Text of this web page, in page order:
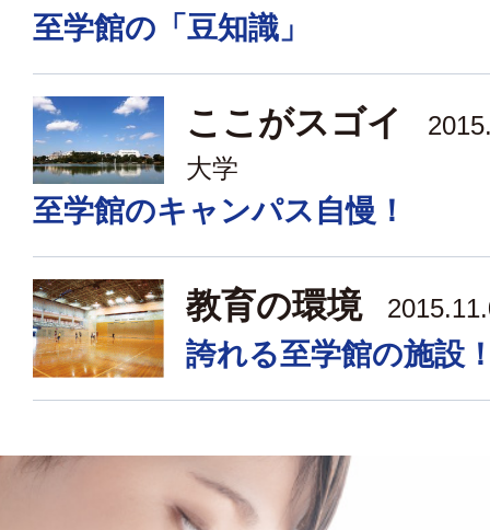
至学館の「豆知識」
ここがスゴイ
大学
至学館のキャンパス自慢！
教育の環境
誇れる至学館の施設